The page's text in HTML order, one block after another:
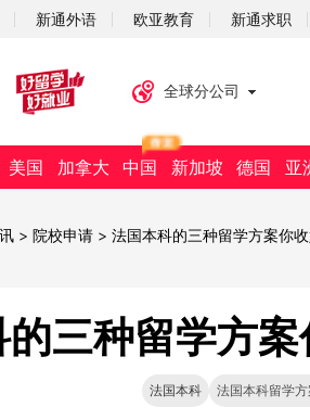
新通外语 欧亚教育 新通求职
全球分公司
美国 加拿大 中国 新加坡 德国 亚
> 院校申请 > 法国本科的三种留学方案你
三种留学方
法国本科 法国本科留学方